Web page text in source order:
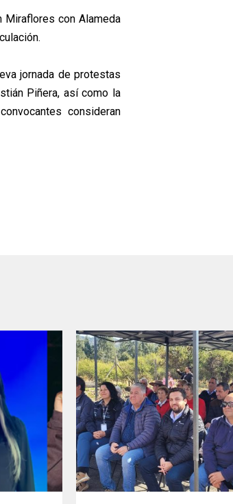
con Alameda
jornada de protestas
Piñera, así como la
consideran